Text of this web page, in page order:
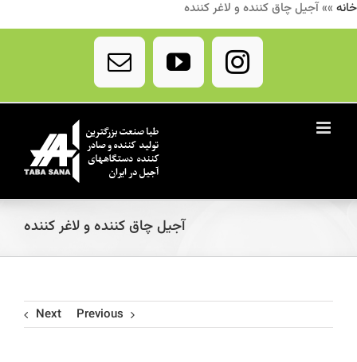
خانه »»آجیل چاق کننده و لاغر کننده
Instagram
YouTube
Email
آجیل چاق کننده و لاغر کننده
Previous
Next